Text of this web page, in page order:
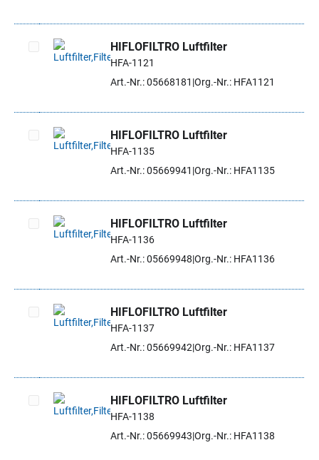
Artikel auswählen
HIFLOFILTRO Luftfilter
HFA-1121
Art.-Nr.: 05668181 Org.-Nr.: HFA1121
Artikel auswählen
HIFLOFILTRO Luftfilter
HFA-1135
Art.-Nr.: 05669941 Org.-Nr.: HFA1135
Artikel auswählen
HIFLOFILTRO Luftfilter
HFA-1136
Art.-Nr.: 05669948 Org.-Nr.: HFA1136
Artikel auswählen
HIFLOFILTRO Luftfilter
HFA-1137
Art.-Nr.: 05669942 Org.-Nr.: HFA1137
Artikel auswählen
HIFLOFILTRO Luftfilter
HFA-1138
Art.-Nr.: 05669943 Org.-Nr.: HFA1138